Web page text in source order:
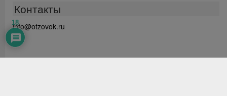
Контакты
info@otzovok.ru
18